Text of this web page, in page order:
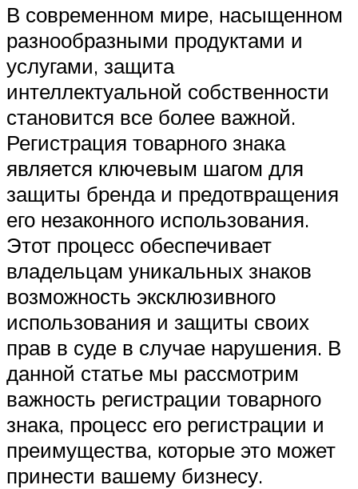
В современном мире, насыщенном
разнообразными продуктами и
услугами, защита
интеллектуальной собственности
становится все более важной.
Регистрация товарного знака
является ключевым шагом для
защиты бренда и предотвращения
его незаконного использования.
Этот процесс обеспечивает
владельцам уникальных знаков
возможность эксклюзивного
использования и защиты своих
прав в суде в случае нарушения. В
данной статье мы рассмотрим
важность регистрации товарного
знака, процесс его регистрации и
преимущества, которые это может
принести вашему бизнесу.